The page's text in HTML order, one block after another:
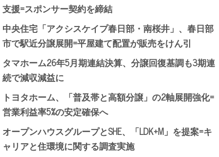
支援=スポンサー契約を締結
中央住宅「アクシスケイプ春日部・南桜井」、春日部
市で駅近分譲展開=平屋建て配置が販売をけん引
タマホーム26年5月期連結決算、分譲回復基調も3期連
続で減収減益に
トヨタホーム、「普及帯と高額分譲」の2軸展開強化=
営業利益率5%の安定確保へ
オープンハウスグループとSHE、「LDK+M」を提案=キ
ャリアと住環境に関する調査実施